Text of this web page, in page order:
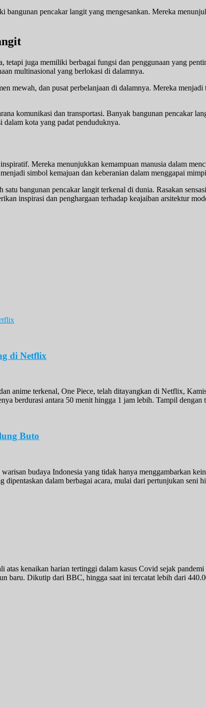
pencakar langit yang mengesankan. Mereka
juga memiliki berbagai fungsi dan penggunaan yang
multinasional yang berlokasi di dalamnya.
mewah, dan pusat perbelanjaan di dalamnya. Mereka
komunikasi dan transportasi. Banyak bangunan pencakar
kota yang padat penduduknya.
Mereka menunjukkan kemampuan manusia dalam
simbol kemajuan dan keberanian dalam menggapai
bangunan pencakar langit terkenal di dunia. Rasakan
inspirasi dan penghargaan terhadap keajaiban arsitektur
di Netflix
anime terkenal, One Piece, telah ditayangkan di Netflix,
berdurasi antara 50 menit hingga 1 jam lebih. Tampil
Buto
budaya Indonesia yang tidak hanya menggambarkan
dipentaskan dalam berbagai acara, mulai dari pertunjukan
atas kenaikan harian tertinggi dalam kasus Covid sejak
baru. Dikutip dari BBC, hingga saat ini tercatat lebih dari